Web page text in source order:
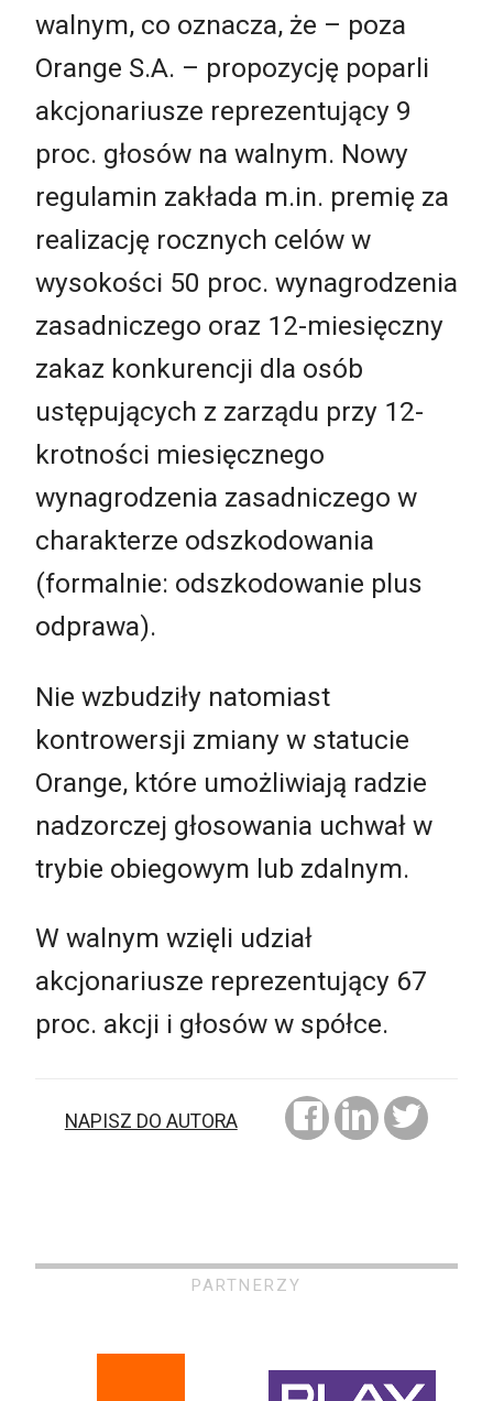
walnym, co oznacza, że – poza
Orange S.A. – propozycję poparli
akcjonariusze reprezentujący 9
proc. głosów na walnym. Nowy
regulamin zakłada m.in. premię za
realizację rocznych celów w
wysokości 50 proc. wynagrodzenia
zasadniczego oraz 12-miesięczny
zakaz konkurencji dla osób
ustępujących z zarządu przy 12-
krotności miesięcznego
wynagrodzenia zasadniczego w
charakterze odszkodowania
(formalnie: odszkodowanie plus
odprawa).
Nie wzbudziły natomiast
kontrowersji zmiany w statucie
Orange, które umożliwiają radzie
nadzorczej głosowania uchwał w
trybie obiegowym lub zdalnym.
W walnym wzięli udział
akcjonariusze reprezentujący 67
proc. akcji i głosów w spółce.
NAPISZ DO AUTORA
PARTNERZY